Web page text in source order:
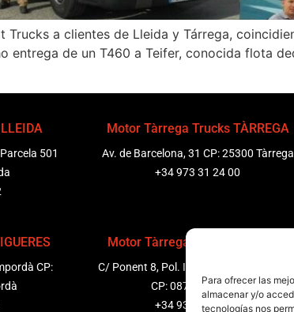
Para ofrecer las
almacenar y/o
tecnologías nos
a clientes de Lleida y Tárrega,
entrega de un T460 a Teifer, conocida flota
501
Motor Tàrrega Trucks TÀRREGA
Av. de Barcelona, 31 CP: 25300 Tàrrega
+34 973 31 24 00
CP:
Motor Tàrrega Trucks PENEDÈS
C/ Ponent 8, Pol. Ind. Sant Pere Molanta,
CP: 08799 Olèrdola
+34 931 69 11 91